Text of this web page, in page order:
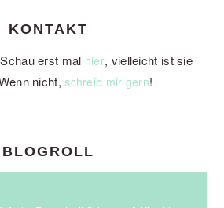
KONTAKT
erst mal hier, vielleicht ist sie
nicht,schreib mir gern!
BLOGROLL